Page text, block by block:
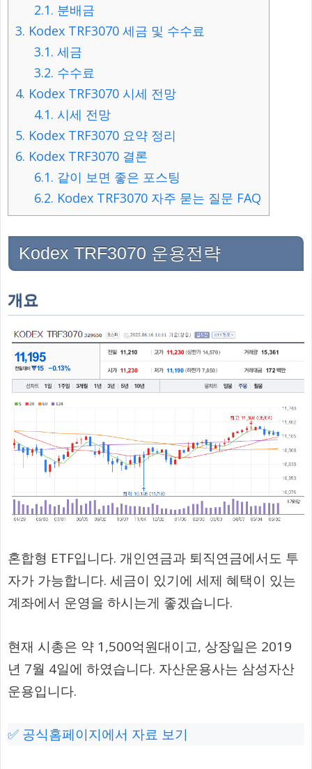
2.1. 분배금
3. Kodex TRF3070 세금 및 수수료
3.1. 세금
3.2. 수수료
4. Kodex TRF3070 시세 전망
4.1. 시세 전망
5. Kodex TRF3070 요약 정리
6. Kodex TRF3070 결론
6.1. 같이 보면 좋은 포스팅
6.2. Kodex TRF3070 자주 묻는 질문 FAQ
Kodex TRF3070 운용전략
개요
혼합형 ETF입니다. 개인연금과 퇴직연금에서도 투
자가 가능합니다. 세금이 있기에 세제 혜택이 있는
계좌에서 운영을 하시는게 좋겠습니다.
현재 시총은 약 1,500억원대이고, 상장일은 2019
년 7월 4일에 하였습니다. 자산운용사는 삼성자산
운용입니다.
✅ 공식홈페이지에서 자료 보기